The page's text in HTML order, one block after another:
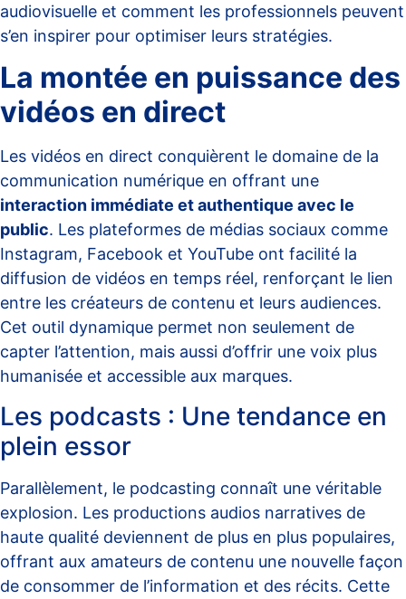
audiovisuelle et comment les professionnels peuvent
s’en inspirer pour optimiser leurs stratégies.
La montée en puissance des
vidéos en direct
Les vidéos en direct conquièrent le domaine de la
communication numérique en offrant une
interaction immédiate et authentique avec le
public. Les plateformes de médias sociaux comme
Instagram, Facebook et YouTube ont facilité la
diffusion de vidéos en temps réel, renforçant le lien
entre les créateurs de contenu et leurs audiences.
Cet outil dynamique permet non seulement de
capter l’attention, mais aussi d’offrir une voix plus
humanisée et accessible aux marques.
Les podcasts : Une tendance en
plein essor
Parallèlement, le podcasting connaît une véritable
explosion. Les productions audios narratives de
haute qualité deviennent de plus en plus populaires,
offrant aux amateurs de contenu une nouvelle façon
de consommer de l’information et des récits. Cette